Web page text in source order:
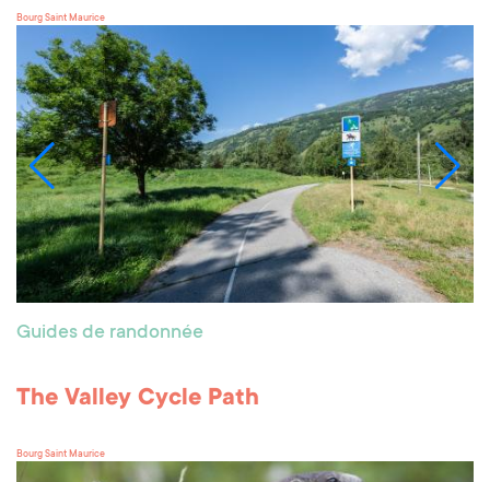
Bourg Saint Maurice
Guides de randonnée
The Valley Cycle Path
Bourg Saint Maurice